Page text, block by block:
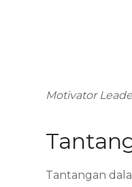
Motivator
Tantangan